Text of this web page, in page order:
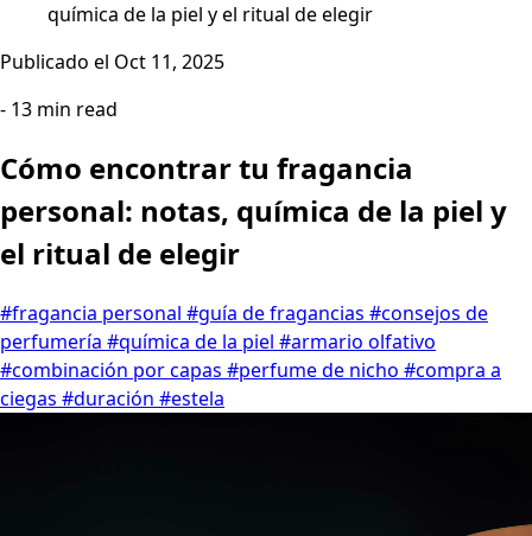
química de la piel y el ritual de elegir
Publicado el Oct 11, 2025
- 13 min read
Cómo encontrar tu fragancia
personal: notas, química de la piel y
el ritual de elegir
#fragancia personal #guía de fragancias #consejos de
perfumería #química de la piel #armario olfativo
#combinación por capas #perfume de nicho #compra a
ciegas #duración #estela